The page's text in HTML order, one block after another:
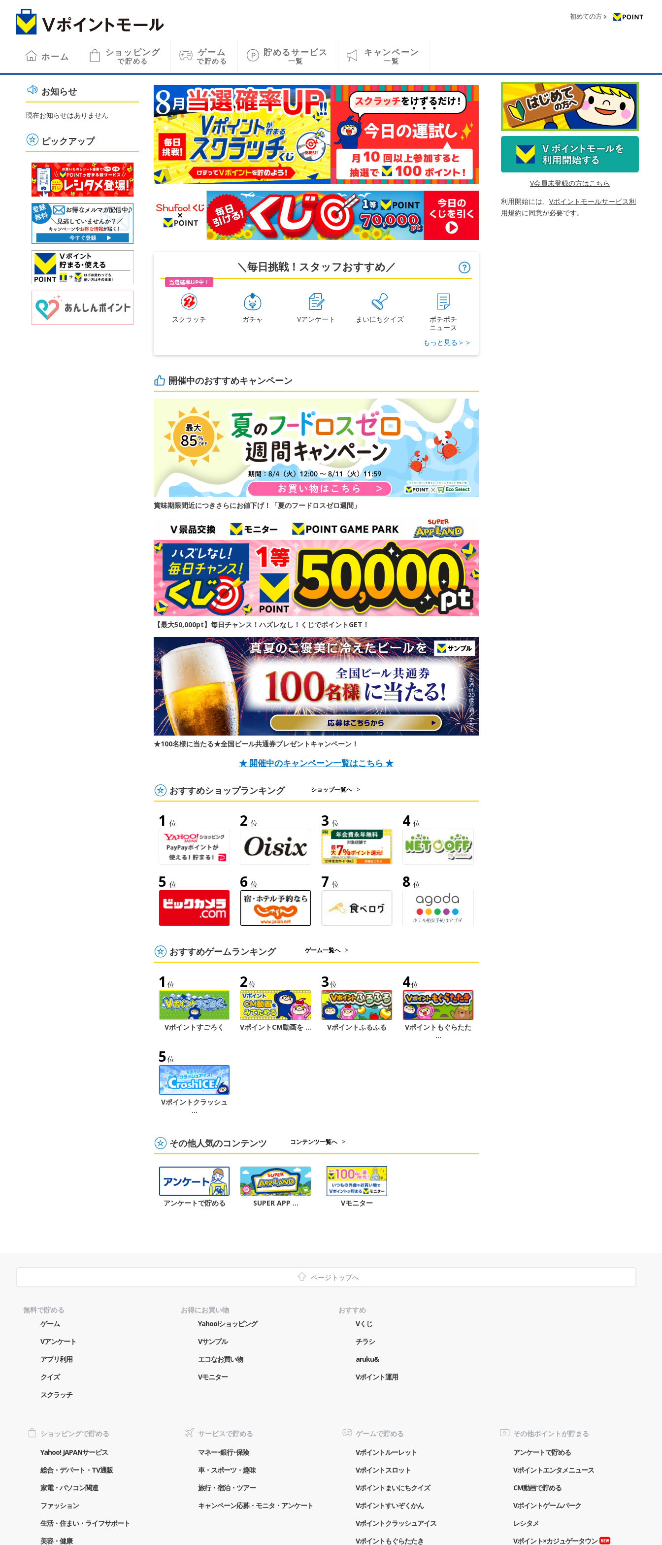
初めての方
ホーム ショッピング
で貯める
ゲーム
で貯める
貯めるサービス
一覧
キャンペーン
一覧
＼毎日挑戦！スタッフおすすめ／
当選確率UP中！
スクラッチ ガチャ Vアンケート まいにちクイズ
ポチポチ
ニュース
もっと見る＞＞
開催中のおすすめキャンペーン
賞味期限間近につきさらにお値下げ！「夏のフードロスゼロ週間」
【最大50,000pt】毎日チャンス！ハズレなし！くじでポイントGET！
★100名様に当たる★全国ビール共通券プレゼントキャンペーン！
★ 開催中のキャンペーン一覧はこちら ★
おすすめショップランキング ショップ一覧へ >
1 位 2 位 3 位 4 位
5 位 6 位 7 位 8 位
おすすめゲームランキング ゲーム一覧へ >
1 位
Vポイントすごろく
2位
VポイントCM動画を …
3位
Vポイントふるふる
4位
Vポイントもぐらたた
…
5位
Vポイントクラッシュ
…
その他人気のコンテンツ コンテンツ一覧へ >
アンケートで貯める SUPER APP … Vモニター
お知らせ
現在お知らせはありません
ピックアップ
V会員未登録の方はこちら
利用開始には、 Vポイントモールサービス利
用規約に同意が必要です。
ページトップへ
無料で貯める
ゲーム
Vアンケート
アプリ利用
クイズ
スクラッチ
お得にお買い物
Yahoo!ショッピング
Vサンプル
エコなお買い物
Vモニター
おすすめ
Vくじ
チラシ
aruku&
Vポイント運用
ショッピングで貯める
Yahoo! JAPANサービス
総合・デパート・TV通販
家電・パソコン関連
ファッション
生活・住まい・ライフサポート
美容・健康
サービスで貯める
マネー･銀行･保険
車・スポーツ・趣味
旅行・宿泊・ツアー
キャンペーン応募・モニタ・アンケート
ゲームで貯める
Vポイントルーレット
Vポイントスロット
Vポイントまいにちクイズ
Vポイントすいぞくかん
Vポイントクラッシュアイス
Vポイントもぐらたたき
その他ポイントが貯まる
アンケートで貯める
Vポイントエンタメニュース
CM動画で貯める
Vポイントゲームパーク
レシタメ
Vポイント×カジュゲータウン